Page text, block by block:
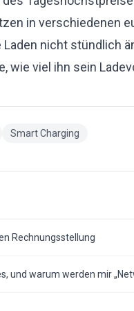
in verschiedenen
nicht stündlich
wie viel ihn sein
Smart Charging
Rechnungsstellung
und warum werden mir